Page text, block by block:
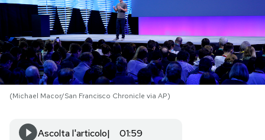
PODCAST
NEWSLETTER
I MIEI PREFERITI
SHOP
(Michael Macor/San Francisco Chronicle via AP)
Ascolta l'articolo 01:59